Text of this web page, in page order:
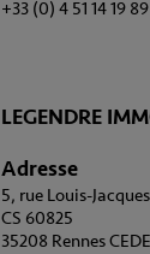
+33 (0) 4 51 14 19 89
LEGENDRE
Adresse
5, rue Louis-
CS 60825
35208 Rennes